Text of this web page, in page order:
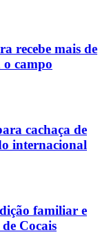
recebe mais de
campo
cachaça de
internacional
familiar e
Cocais